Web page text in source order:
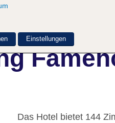
Das Hotel bietet 144
Einstellungen